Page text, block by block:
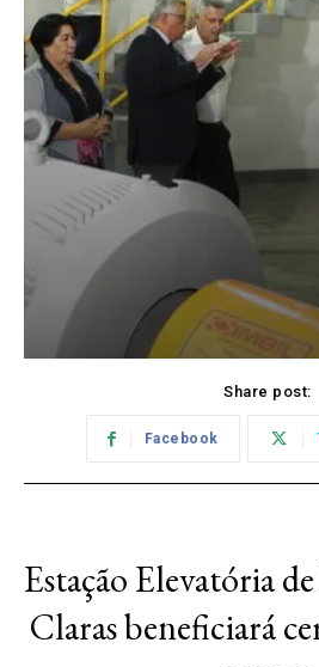
Share post:
Facebook
Estação Elevatória
Claras beneficiará